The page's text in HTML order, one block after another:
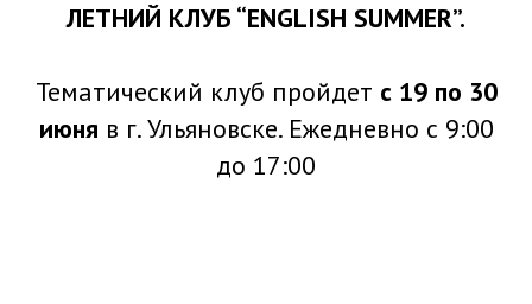
ЛЕТНИЙ КЛУБ “ENGLISH SUMMER”.
Тематический клуб пройдет с 19 по 30
июня в г. Ульяновске. Ежедневно с 9:00
до 17:00